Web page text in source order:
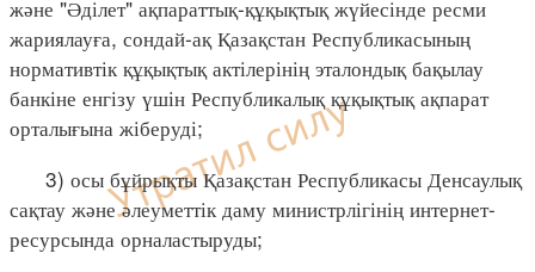
және "Әділет" ақпараттық-құқықтық жүйесінде ресми
жариялауға, сондай-ақ Қазақстан Республикасының
нормативтік құқықтық актілерінің эталондық бақылау
банкіне енгізу үшін Республикалық құқықтық ақпарат
орталығына жіберуді;
3) осы бұйрықты Қазақстан Республикасы Денсаулық
сақтау және әлеуметтік даму министрлігінің интернет-
ресурсында орналастыруды;